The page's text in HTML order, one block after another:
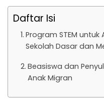
Daftar Isi
Program STEM
Sekolah Dasar dan
Beasiswa dan
Anak Migran